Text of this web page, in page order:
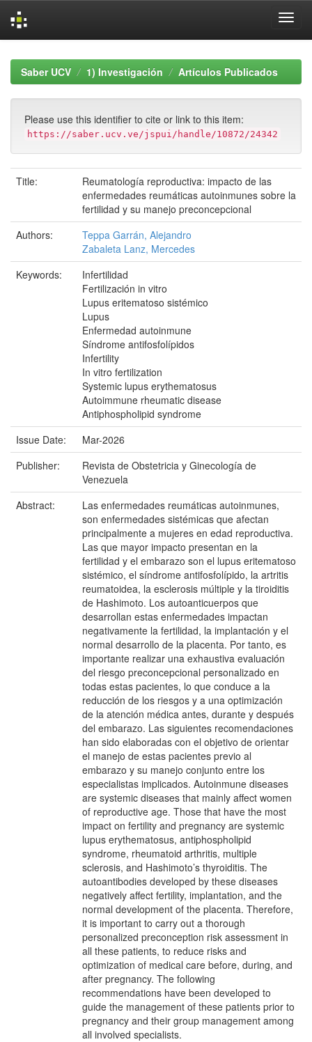
navigationSaber UCV 1) Investigación Artículos Publicados
Please use this identifier to cite or link to this item:
https://saber.ucv.ve/jspui/handle/10872/24342
Title:
Reumatología reproductiva: impacto de las
enfermedades reumáticas autoinmunes sobre la
fertilidad y su manejo preconcepcional
Authors:
Teppa Garrán, Alejandro
Zabaleta Lanz, Mercedes
Keywords:
Infertilidad
Fertilización in vitro
Lupus eritematoso sistémico
Lupus
Enfermedad autoinmune
Síndrome antifosfolípidos
Infertility
In vitro fertilization
Systemic lupus erythematosus
Autoimmune rheumatic disease
Antiphospholipid syndrome
Issue Date:
Mar-2026
Publisher:
Revista de Obstetricia y Ginecología de
Venezuela
Abstract:
Las enfermedades reumáticas autoinmunes,
son enfermedades sistémicas que afectan
principalmente a mujeres en edad reproductiva.
Las que mayor impacto presentan en la
fertilidad y el embarazo son el lupus eritematoso
sistémico, el síndrome antifosfolípido, la artritis
reumatoidea, la esclerosis múltiple y la tiroiditis
de Hashimoto. Los autoanticuerpos que
desarrollan estas enfermedades impactan
negativamente la fertilidad, la implantación y el
normal desarrollo de la placenta. Por tanto, es
importante realizar una exhaustiva evaluación
del riesgo preconcepcional personalizado en
todas estas pacientes, lo que conduce a la
reducción de los riesgos y a una optimización
de la atención médica antes, durante y después
del embarazo. Las siguientes recomendaciones
han sido elaboradas con el objetivo de orientar
el manejo de estas pacientes previo al
embarazo y su manejo conjunto entre los
especialistas implicados. Autoinmune diseases
are systemic diseases that mainly affect women
of reproductive age. Those that have the most
impact on fertility and pregnancy are systemic
lupus erythematosus, antiphospholipid
syndrome, rheumatoid arthritis, multiple
sclerosis, and Hashimoto’s thyroiditis. The
autoantibodies developed by these diseases
negatively affect fertility, implantation, and the
normal development of the placenta. Therefore,
it is important to carry out a thorough
personalized preconception risk assessment in
all these patients, to reduce risks and
optimization of medical care before, during, and
after pregnancy. The following
recommendations have been developed to
guide the management of these patients prior to
pregnancy and their group management among
all involved specialists.